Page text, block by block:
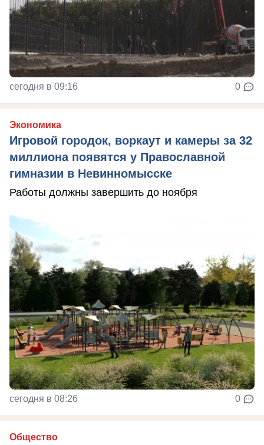
сегодня в 09:16 0
Экономика
Игровой городок, воркаут и камеры за 32
миллиона появятся у Православной
гимназии в Невинномысске
Работы должны завершить до ноября
сегодня в 08:26 0
Общество